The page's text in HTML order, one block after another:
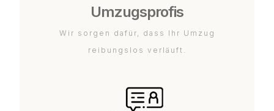
Umzugsprofis
Wir sorgen dafür, dass Ihr Umzug
reibungslos verläuft.